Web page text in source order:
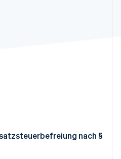
nach §